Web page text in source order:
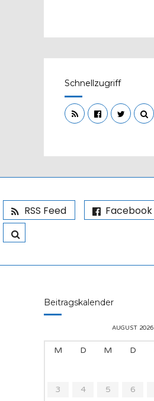
Schnellzugriff
RSS Feed Facebook
Beitragskalender
AUGUST 2026
M D M D
3
4 5 6